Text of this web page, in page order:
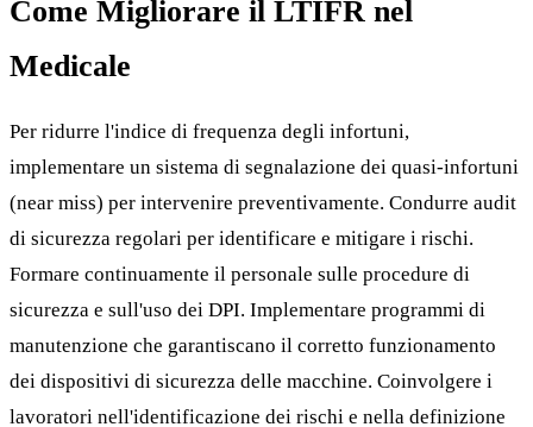
Come Migliorare il LTIFR nel
Medicale
Per ridurre l'indice di frequenza degli infortuni,
implementare un sistema di segnalazione dei quasi-infortuni
(near miss) per intervenire preventivamente. Condurre audit
di sicurezza regolari per identificare e mitigare i rischi.
Formare continuamente il personale sulle procedure di
sicurezza e sull'uso dei DPI. Implementare programmi di
manutenzione che garantiscano il corretto funzionamento
dei dispositivi di sicurezza delle macchine. Coinvolgere i
lavoratori nell'identificazione dei rischi e nella definizione